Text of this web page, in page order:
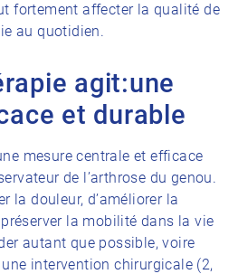
fortement affecter la qualité de
au quotidien.
agit:une
et durable
mesure centrale et efficace
de l’arthrose du genou.
la douleur, d’améliorer la
la mobilité dans la vie
autant que possible, voire
intervention chirurgicale (2,